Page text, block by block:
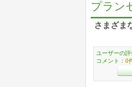
プラン
さまざま
ユーザーの
コメント： 0